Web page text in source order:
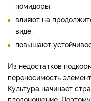
помидоры;
влияют на
виде;
повышают
Из недостатков
переносимость
Культура начинает